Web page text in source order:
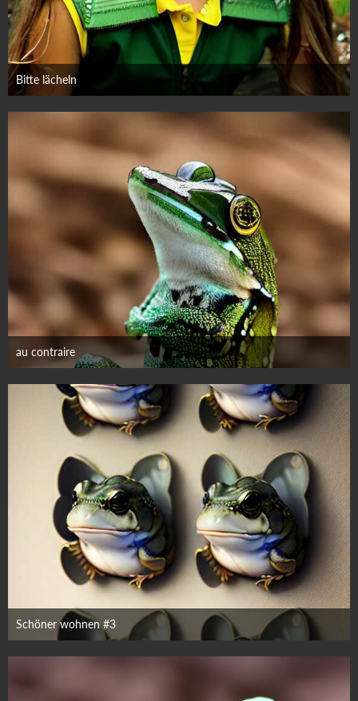
Bitte lächeln
19. September 2023
au contraire
16. September 2023
Schöner wohnen #3
15. September 2023